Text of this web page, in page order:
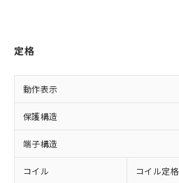
定格
動作表示
保護構造
端子構造
コイル コイル定格